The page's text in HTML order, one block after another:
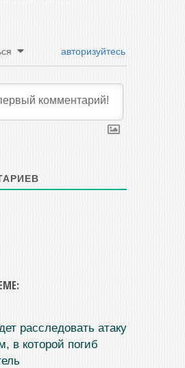
авторизуйтесь
расследовать атаку
в которой погиб